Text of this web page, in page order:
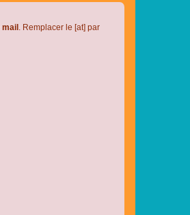
mail . Remplacer le [at] par